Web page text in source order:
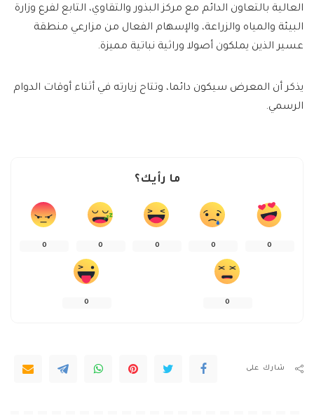
العالية بالتعاون الدائم مع مركز البذور والتقاوي، التابع لفرع وزارة
البيئة والمياه والزراعة، والإسهام الفعال من مزارعي منطقة
عسير الذين يملكون أصولا وراثية نباتية مميزة.
يذكر أن المعرض سيكون دائما، وتتاح زيارته في أثناء أوقات الدوام
الرسمي.
ما رأيك؟
0
0
0
0
0
0
0
شارك على